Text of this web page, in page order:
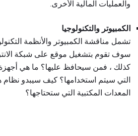
والعمليات المالية الأخرى.
الكمبيوتر والتكنولوجيا
تشمل مناقشة الكمبيوتر والأنظمة
سوف تقوم بتشغيل موقع على شبكة
كذلك ، فمن سيحافظ عليها؟ ما هي أجهزة
التي سيتم استخدامها؟ كيف سيبدو
المعدات المكتبية التي ستحتاجها؟